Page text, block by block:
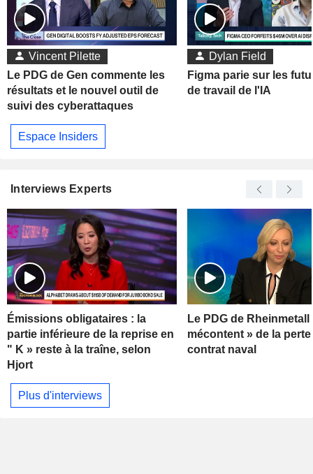
Vincent Pilette
Le PDG de Gen commente les
résultats et le nouvel outil de
suivi des cyberattaques
Dylan Field
Figma parie sur les
de travail de l'IA
Espace Insiders
Interviews Experts
Émissions obligataires : la
partie inférieure de la reprise en
" K » reste à la traîne, selon
Hjort
Le PDG de
mécontent » de la
contrat naval
Plus d'interviews